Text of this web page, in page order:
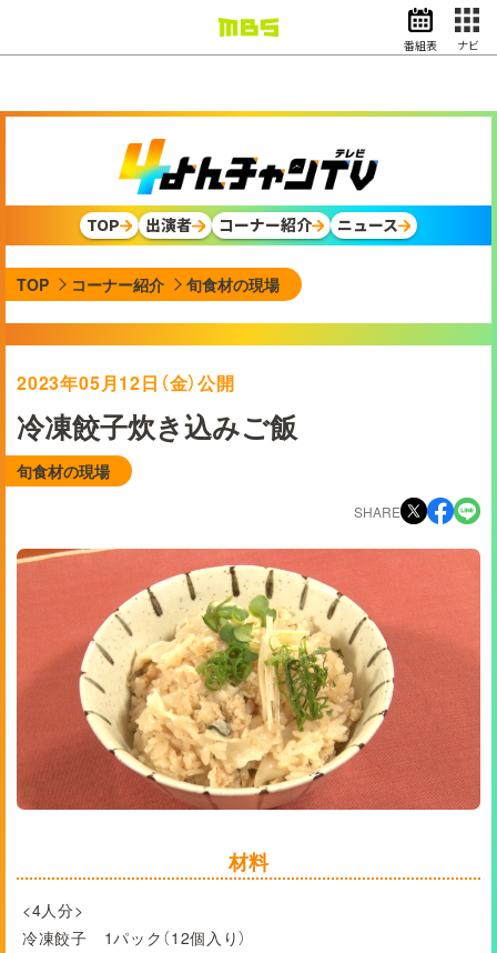
ドラマ
スポーツ
動画イズム ニュース
天気・防災
映画 アナウンサー
グッズ
番組表 ナビ
TOP 出演者 コーナー紹介 ニュース
TOP コーナー紹介 旬食材の現場
2023年05月12日（金）公開
冷凍餃子炊き込みご飯
旬食材の現場
SHARE
材料
<4人分>
冷凍餃子 1パック（12個入り）